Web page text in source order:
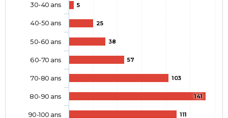
5
25
38
57
103
141
111
30-40 ans
40-50 ans
50-60 ans
60-70 ans
70-80 ans
80-90 ans
90-100 ans